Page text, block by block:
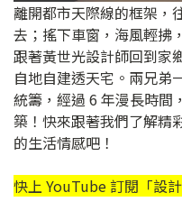
離開都市天際線的框架，
去；搖下車窗，海風輕拂
跟著黃世光設計師回到家
自地自建透天宅。兩兄弟
統籌，經過 6 年漫長時間
築！快來跟著我們了解精
的生活情感吧！
快上 YouTube 訂閱「設